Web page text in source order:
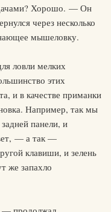
Хорошо. — Он
через несколько
мышеловку.
ловли мелких
этих
и в качестве приманки
Например, так мы
панели, и
— а так —
клавиши, и зелень
же запахло